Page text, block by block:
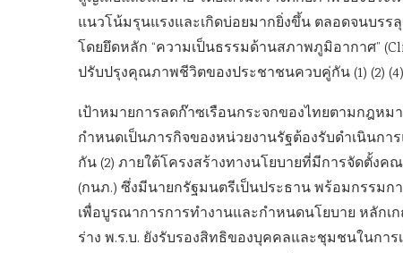
แนวโน้มรุนแรงและเกิดบ่อยมากยิ่งขึ้น ตลอดจนบรร
โดยยึดหลัก “ความเป็นธรรมด้านสภาพภูมิอากาศ”
ปรับปรุงคุณภาพชีวิตของประชาชนควบคู่กัน (1) (2) (4)
เป้าหมายการลดก๊าซเรือนกระจกของไทยตามกฎห
กำหนดเป็นภารกิจของหน่วยงานรัฐต้องรับดำเนินก
กัน (2) ภายใต้โครงสร้างทางนโยบายที่มีการจัดตั้ง
(กนภ.) ซึ่งมีนายกรัฐมนตรีเป็นประธาน พร้อมกรรมก
เพื่อบูรณาการการทำงานและกำหนดนโยบาย หลัก
ร่าง พ.ร.บ. ยังรับรองสิทธิของบุคคลและชุมชนในการ